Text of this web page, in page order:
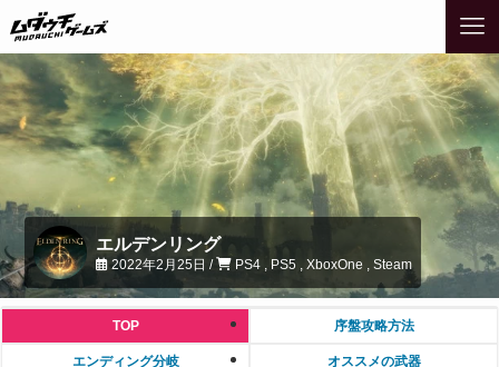
エルデンリング
2022年2月25日 / PS4 , PS5 , XboxOne , Steam
TOP 序盤攻略方法
エンディング分岐 オススメの武器